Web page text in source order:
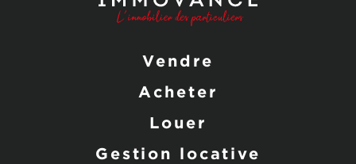
Vendre
Acheter
Louer
Gestion locative